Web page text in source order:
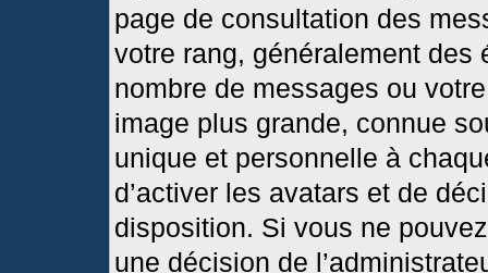
page de consultation des
votre rang, généralement
nombre de messages ou
image plus grande, connue
unique et personnelle à
d’activer les avatars et de
disposition. Si vous ne
une décision de